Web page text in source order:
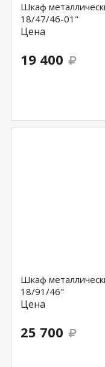
Шкаф
18/47/46-01"
Цена
19 400
Шкаф
18/91/46"
Цена
25 700